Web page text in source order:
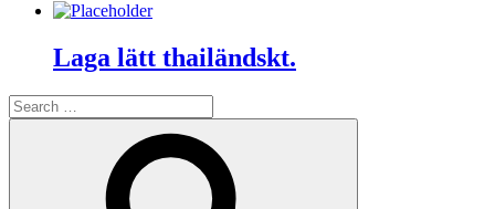
Laga lätt thailändskt.
Search
for: